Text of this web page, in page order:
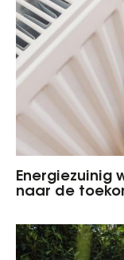
Energiezuinig
naar de